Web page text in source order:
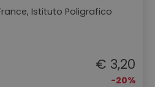
Istituto Poligrafico
€ 3,20
-20%